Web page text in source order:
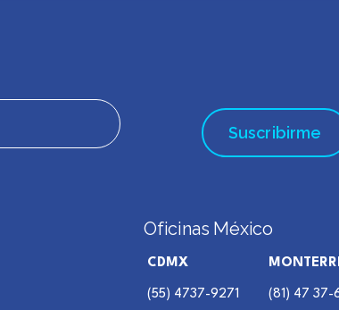
Oficinas México
CDMX
(55) 4737-9271 (81) 47 37-